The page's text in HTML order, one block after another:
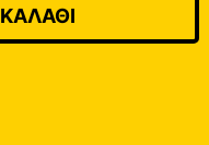
ΚΑΛΆΘΙ